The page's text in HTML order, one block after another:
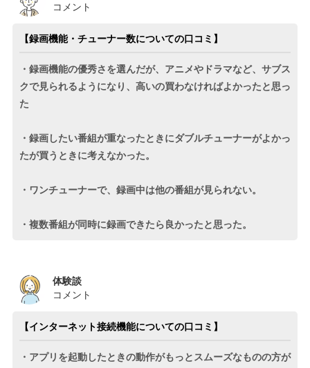
コメント
【録画機能・チューナー数についての口コミ】
・録画機能の優秀さを選んだが、アニメやドラマなど、サブス
クで見られるようになり、高いの買わなければよかったと思っ
た
・録画したい番組が重なったときにダブルチューナーがよかっ
たが買うときに考えなかった。
・ワンチューナーで、録画中は他の番組が見られない。
・複数番組が同時に録画できたら良かったと思った。
体験談
コメント
【インターネット接続機能についての口コミ】
・アプリを起動したときの動作がもっとスムーズなものの方が